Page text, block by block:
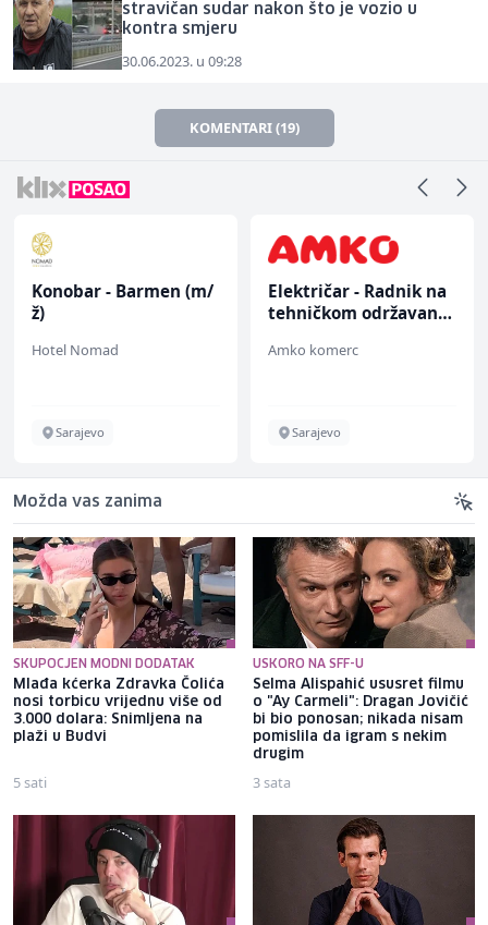
stravičan sudar nakon što je vozio u
kontra smjeru
30.06.2023. u 09:28
KOMENTARI (19)
Konobar - Barmen (m/
ž)
Hotel Nomad
Sarajevo
Električar - Radnik na
tehničkom održavanju
Amko komerc
Sarajevo
Možda vas zanima
SKUPOCJEN MODNI DODATAK
Mlađa kćerka Zdravka Čolića
nosi torbicu vrijednu više od
3.000 dolara: Snimljena na
plaži u Budvi
5 sati
USKORO NA SFF-U
Selma Alispahić ususret filmu
o "Ay Carmeli": Dragan Jovičić
bi bio ponosan; nikada nisam
pomislila da igram s nekim
drugim
3 sata